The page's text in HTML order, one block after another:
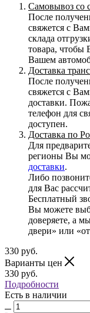
Самовывоз со
После
свяжется с
склада
товара, чтобы
Вашем
Доставка
После
свяжется с
доставки.
телефон для
доступен.
Доставка по
Для
регионы Вы
доставки.
Либо
для Вас
Бесплатный
Вы можете
доверяете, а
двери» или
330 руб.
Варианты цен
330 руб.
Подробности
Есть в наличии